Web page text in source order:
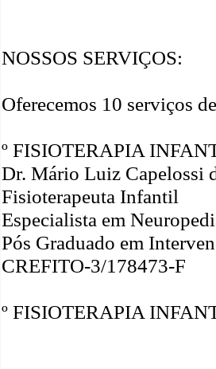
NOSSOS SERVIÇOS:
Oferecemos 10 serviços
º FISIOTERAPIA
Dr. Mário Luiz Capelossi
Fisioterapeuta Infantil
Especialista em
Pós Graduado em
CREFITO-3/178473-F
º FISIOTERAPIA